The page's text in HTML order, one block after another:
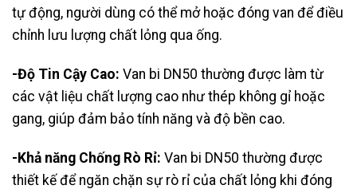
tự động, người dùng có thể mở hoặc đóng van để điều
chỉnh lưu lượng chất lỏng qua ống.
-Độ Tin Cậy Cao: Van bi DN50 thường được làm từ
các vật liệu chất lượng cao như thép không gỉ hoặc
gang, giúp đảm bảo tính năng và độ bền cao.
-Khả năng Chống Rò Rỉ: Van bi DN50 thường được
thiết kế để ngăn chặn sự rò rỉ của chất lỏng khi đóng